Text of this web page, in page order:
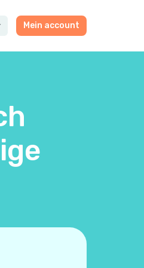
Mein account